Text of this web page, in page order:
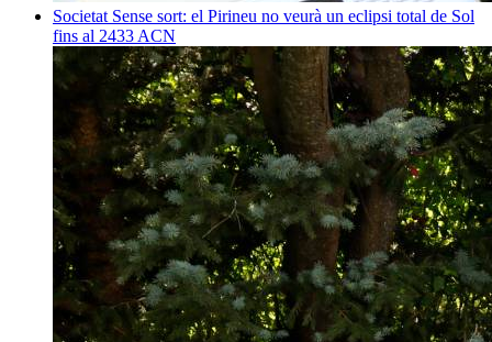
Societat Sense sort: el Pirineu no veurà un eclipsi total de Sol
fins al 2433 ACN